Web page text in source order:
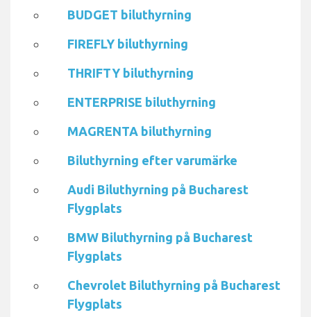
BUDGET biluthyrning
FIREFLY biluthyrning
THRIFTY biluthyrning
ENTERPRISE biluthyrning
MAGRENTA biluthyrning
Biluthyrning efter varumärke
Audi Biluthyrning på Bucharest
Flygplats
BMW Biluthyrning på Bucharest
Flygplats
Chevrolet Biluthyrning på Bucharest
Flygplats